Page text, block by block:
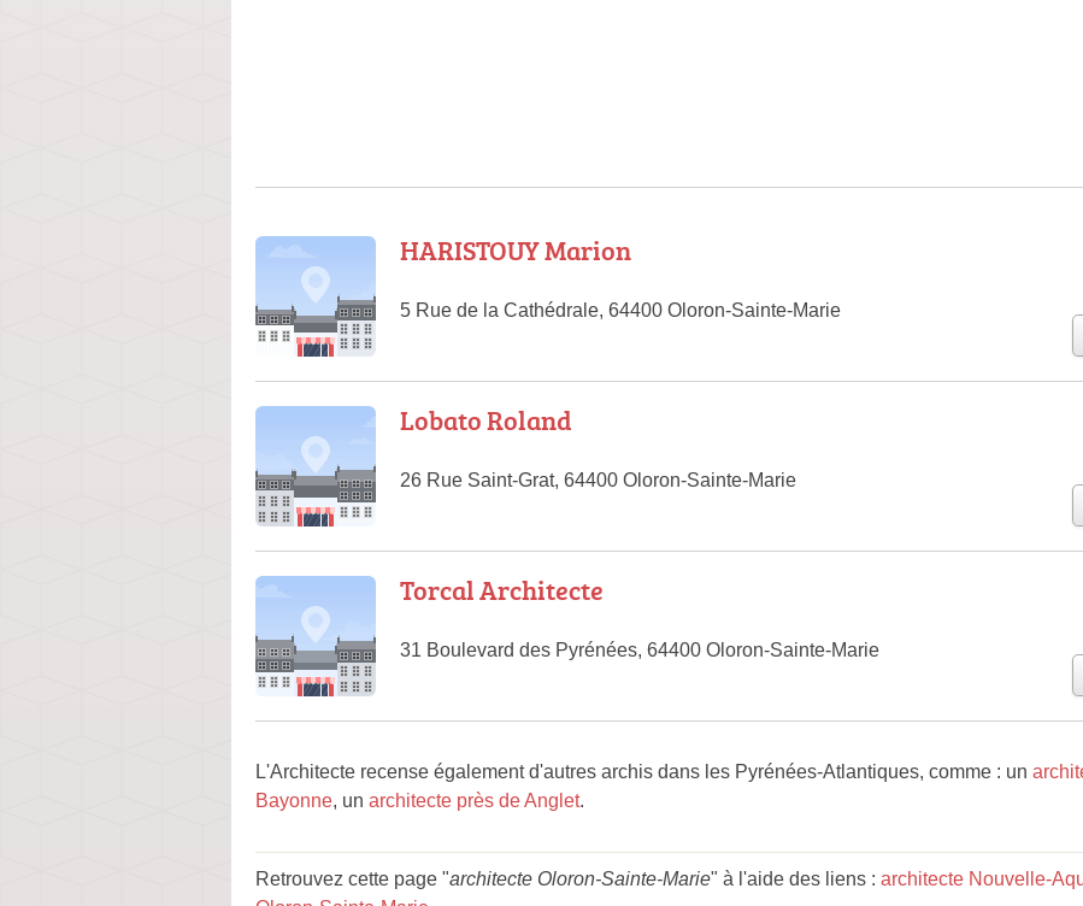
HARISTOUY Marion
5 Rue de la Cathédrale, 64400 Oloron-Sainte-Marie
Lobato Roland
26 Rue Saint-Grat, 64400 Oloron-Sainte-Marie
Torcal Architecte
31 Boulevard des Pyrénées, 64400 Oloron-Sainte-Marie
L'Architecte recense également d'autres archis dans les Pyrénées-Atlantiques, comme : un
Bayonne, un architecte près de Anglet.
Retrouvez cette page "architecte Oloron-Sainte-Marie" à l'aide des liens : architecte Nouvelle-